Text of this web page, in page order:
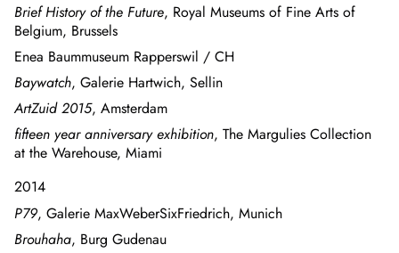
Brief History of the Future, Royal Museums of Fine Arts of
Belgium, Brussels
Enea Baummuseum Rapperswil / CH
Baywatch, Galerie Hartwich, Sellin
ArtZuid 2015, Amsterdam
fifteen year anniversary exhibition, The Margulies Collection
at the Warehouse, Miami
2014
P79, Galerie MaxWeberSixFriedrich, Munich
Brouhaha, Burg Gudenau